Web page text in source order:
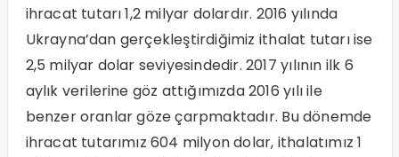
ihracat tutarı 1,2 milyar dolardır. 2016 yılında
Ukrayna’dan gerçekleştirdiğimiz ithalat tutarı ise
2,5 milyar dolar seviyesindedir. 2017 yılının ilk 6
aylık verilerine göz attığımızda 2016 yılı ile
benzer oranlar göze çarpmaktadır. Bu dönemde
ihracat tutarımız 604 milyon dolar, ithalatımız 1